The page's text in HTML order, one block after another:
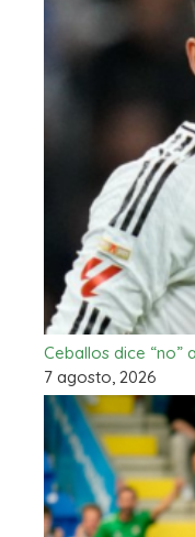
Ceballos dice “no”
7 agosto, 2026